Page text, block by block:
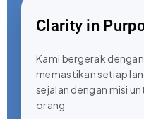
Clarity in
Kami bergerak
memastikan setiap
sejalan dengan misi
orang